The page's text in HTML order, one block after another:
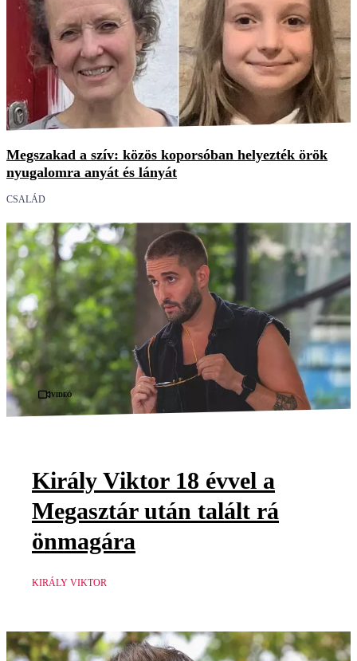
Megszakad a szív: közös koporsóban helyezték örök
nyugalomra anyát és lányát
CSALÁD
Videó
Király Viktor 18 évvel a
Megasztár után talált rá
önmagára
KIRÁLY VIKTOR